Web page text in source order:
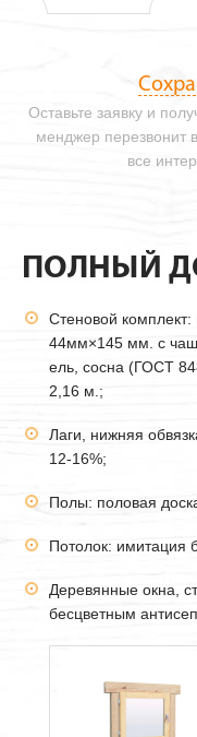
Оставьте заявку и
менджер перезвонит
все
ПОЛНЫЙ
Стеновой
44мм×145 мм. с
ель, сосна (ГОСТ
2,16 м.;
Лаги, нижняя
12-16%;
Полы: половая
Потолок: имитация
Деревянные окна,
бесцветным